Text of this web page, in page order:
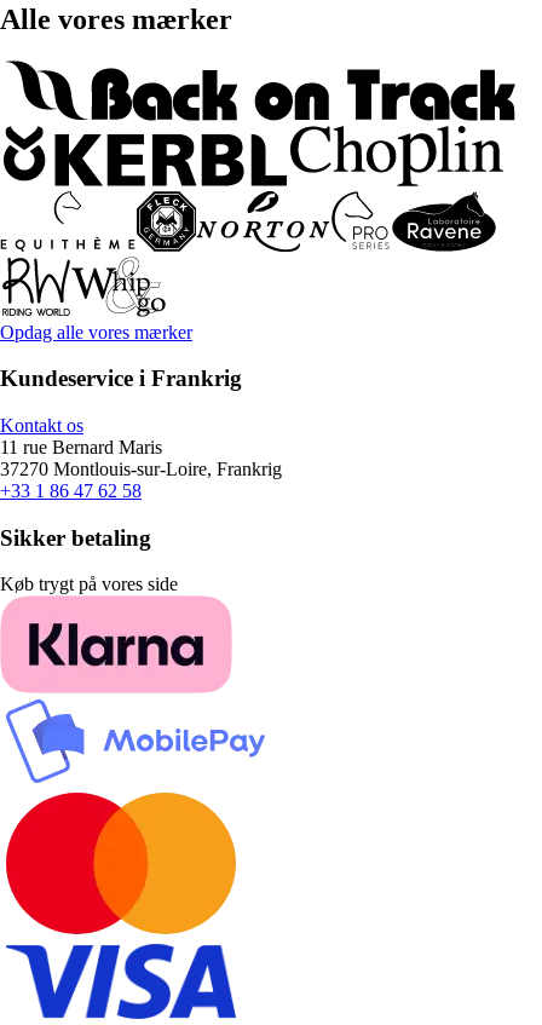
Alle vores mærker
Opdag alle vores mærker
Kundeservice i Frankrig
Kontakt os
11 rue Bernard Maris
37270 Montlouis-sur-Loire, Frankrig
+33 1 86 47 62 58
Sikker betaling
Køb trygt på vores side